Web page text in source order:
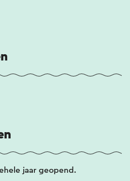
jaar geopend.